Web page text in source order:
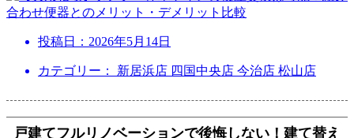
投稿日： 2026年5月14日
カテゴリー： 新居浜店 四国中央店 今治店 松山店
戸建てフルリノベーションで後悔しない！建て替え